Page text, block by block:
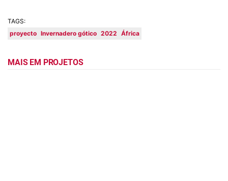
TAGS:
proyecto Invernadero gótico 2022 África
MAIS EM PROJETOS